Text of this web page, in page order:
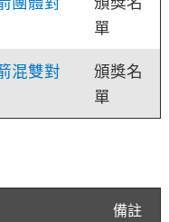
單
混雙對
頒獎名
單
備註